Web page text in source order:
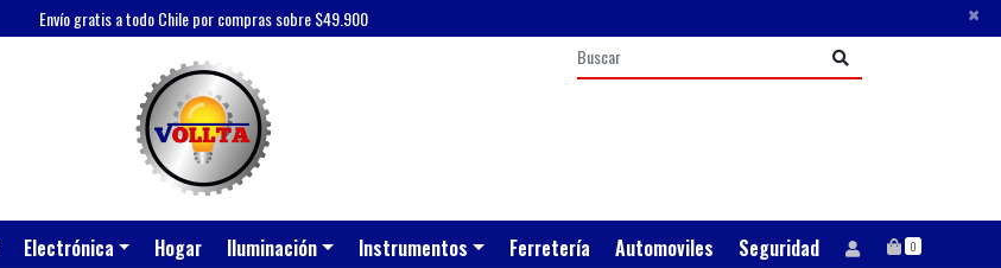
Envío gratis a todo Chile por compras sobre $49.900 ×
Electrónica Hogar Iluminación Instrumentos Ferretería Automoviles Seguridad 0